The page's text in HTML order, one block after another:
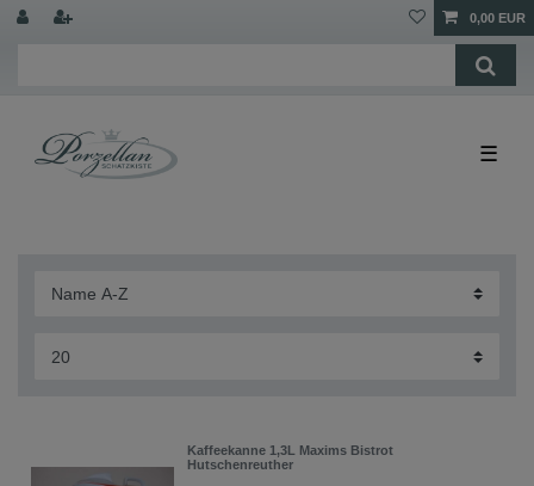
0,00 EUR
☰
Kaffeekanne 1,3L Maxims Bistrot
Hutschenreuther